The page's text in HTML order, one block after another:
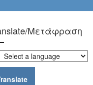
Μετάφραση